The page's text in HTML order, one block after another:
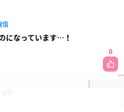
信
になっています…！
0
返信